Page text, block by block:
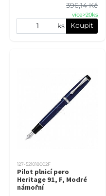
396,14 Kč
více>20ks
ks Koupit
127-521018002F
Pilot plnicí pero
Heritage 91, F, Modré
námořní